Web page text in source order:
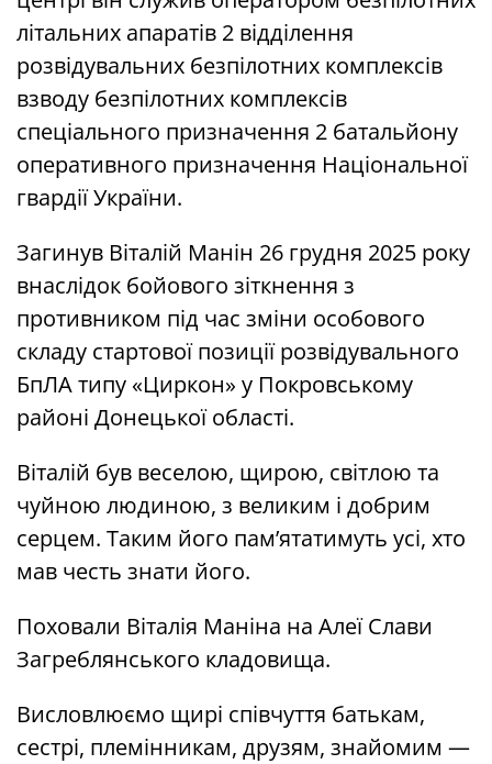
літальних апаратів 2 відділення
розвідувальних безпілотних комплексів
взводу безпілотних комплексів
спеціального призначення 2 батальйону
оперативного призначення Національної
гвардії України.
Загинув Віталій Манін 26 грудня 2025 року
внаслідок бойового зіткнення з
противником під час зміни особового
складу стартової позиції розвідувального
БпЛА типу «Циркон» у Покровському
районі Донецької області.
Віталій був веселою, щирою, світлою та
чуйною людиною, з великим і добрим
серцем. Таким його пам’ятатимуть усі, хто
мав честь знати його.
Поховали Віталія Маніна на Алеї Слави
Загреблянського кладовища.
Висловлюємо щирі співчуття батькам,
сестрі, племінникам, друзям, знайомим —